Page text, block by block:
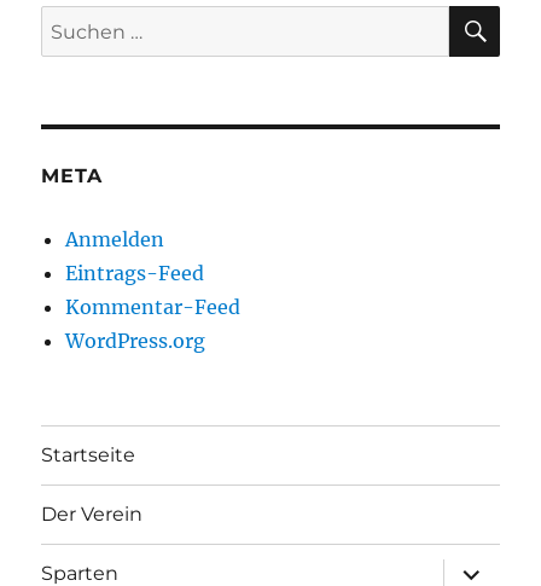
Suche
nach:
META
Anmelden
Eintrags-Feed
Kommentar-Feed
WordPress.org
Startseite
Der Verein
Sparten